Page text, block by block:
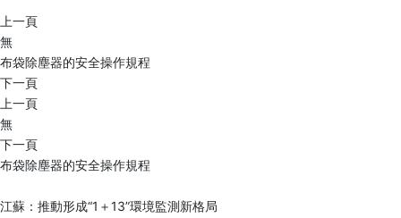
上一頁
無
布袋除塵器的安全操作規程
下一頁
上一頁
無
下一頁
布袋除塵器的安全操作規程
江蘇：推動形成“1＋13”環境監測新格局